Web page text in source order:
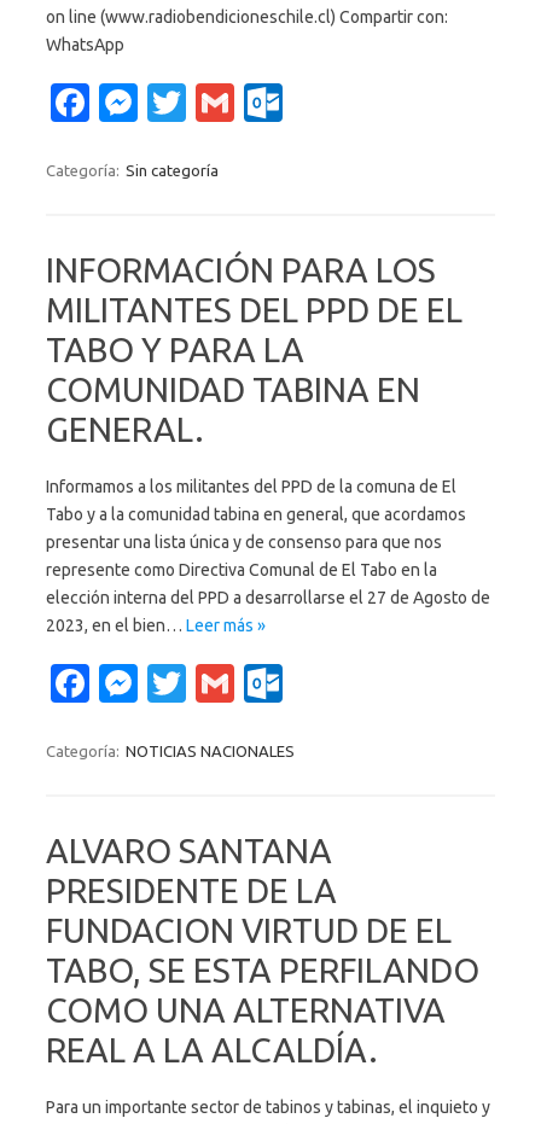
on line (www.radiobendicioneschile.cl) Compartir con:
WhatsApp
Fa
e
o
o
k
M
se
g
er
T
it
r
G
k.
c
o
m
Categoría: Sin categoría
INFORMACIÓN PARA LOS
MILITANTES DEL PPD DE EL
TABO Y PARA LA
COMUNIDAD TABINA EN
GENERAL.
Informamos a los militantes del PPD de la comuna de El
Tabo y a la comunidad tabina en general, que acordamos
presentar una lista única y de consenso para que nos
represente como Directiva Comunal de El Tabo en la
elección interna del PPD a desarrollarse el 27 de Agosto de
2023, en el bien… Leer más »
Fa
e
o
o
k
M
se
g
er
T
it
r
G
ail lo
k.
c
o
m
Categoría: NOTICIAS NACIONALES
ALVARO SANTANA
PRESIDENTE DE LA
FUNDACION VIRTUD DE EL
TABO, SE ESTA PERFILANDO
COMO UNA ALTERNATIVA
REAL A LA ALCALDÍA.
Para un importante sector de tabinos y tabinas, el inquieto y